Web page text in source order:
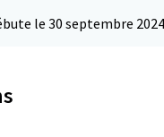
le 30 septembre